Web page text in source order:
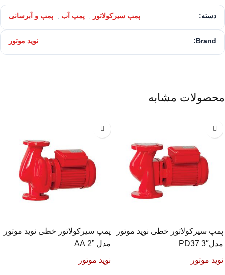
دسته: پمپ سیرکولاتور پمپ آب پمپ و آبرسانی
Brand: نوید موتور
محصولات مشابه
پمپ سیرکولاتور خطی نوید موتور
مدل″3 PD37
نوید موتور
پمپ سیرکولاتور خطی نوید موتور
مدل ”2 AA
نوید موتور